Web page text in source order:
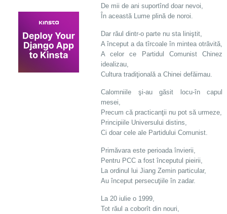
De mii de ani suportînd doar nevoi,
În această Lume plină de noroi.
Dar răul dintr-o parte nu sta liniştit,
A început a da tîrcoale în mintea otrăvită,
A celor ce Partidul Comunist Chinez
idealizau,
Cultura tradiţională a Chinei defăimau.
Calomniile şi-au găsit locu-în capul
mesei,
Precum că practicanţii nu pot să urmeze,
Principiile Universului distins,
Ci doar cele ale Partidului Comunist.
Primăvara este perioada învierii,
Pentru PCC a fost începutul pieirii,
La ordinul lui Jiang Zemin particular,
Au început persecuţiile în zadar.
La 20 iulie o 1999,
Tot răul a coborît din nouri,